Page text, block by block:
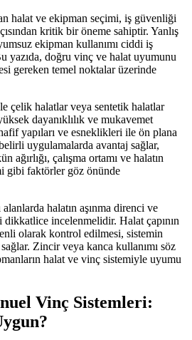
halat ve ekipman seçimi, iş güvenliği
kritik bir öneme sahiptir. Yanlış
ekipman kullanımı ciddi iş
yazıda, doğru vinç ve halat uyumunu
gereken temel noktalar üzerinde
çelik halatlar veya sentetik halatlar
dayanıklılık ve mukavemet
yapıları ve esneklikleri ile ön plana
uygulamalarda avantaj sağlar,
ağırlığı, çalışma ortamı ve halatın
gibi faktörler göz önünde
halatın aşınma direnci ve
incelenmelidir. Halat çapının
olarak kontrol edilmesi, sistemin
sağlar. Zincir veya kanca kullanımı söz
halat ve vinç sistemiyle uyumu
Vinç Sistemleri: